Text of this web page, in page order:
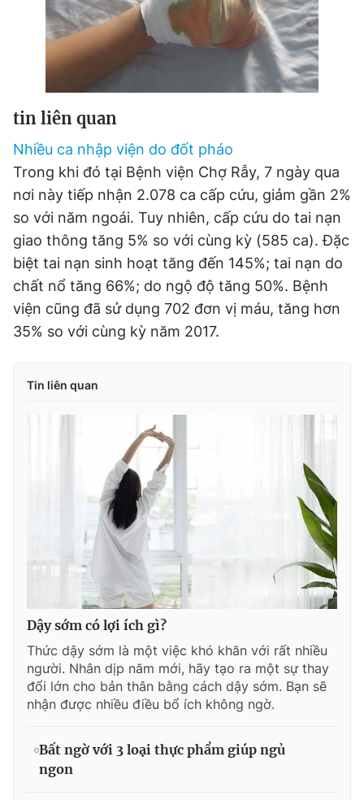
tin liên quan
Nhiều ca nhập viện do đốt pháo
Trong khi đó tại Bệnh viện Chợ Rẫy, 7 ngày qua
nơi này tiếp nhận 2.078 ca cấp cứu, giảm gần 2%
so với năm ngoái. Tuy nhiên, cấp cứu do tai nạn
giao thông tăng 5% so với cùng kỳ (585 ca). Đặc
biệt tai nạn sinh hoạt tăng đến 145%; tai nạn do
chất nổ tăng 66%; do ngộ độ tăng 50%. Bệnh
viện cũng đã sử dụng 702 đơn vị máu, tăng hơn
35% so với cùng kỳ năm 2017.
Tin liên quan
Dậy sớm có lợi ích gì?
Thức dậy sớm là một việc khó khăn với rất nhiều
người. Nhân dịp năm mới, hãy tạo ra một sự thay
đổi lớn cho bản thân bằng cách dậy sớm. Bạn sẽ
nhận được nhiều điều bổ ích không ngờ.
Bất ngờ với 3 loại thực phẩm giúp ngủ
ngon